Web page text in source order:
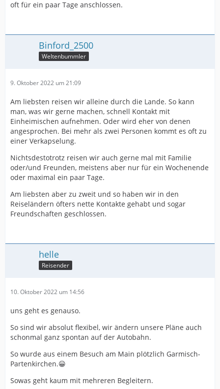
oft für ein paar Tage anschlossen.
Binford_2500
Weltenbummler
9. Oktober 2022 um 21:09
Am liebsten reisen wir alleine durch die Lande. So kann
man, was wir gerne machen, schnell Kontakt mit
Einheimischen aufnehmen. Oder wird eher von denen
angesprochen. Bei mehr als zwei Personen kommt es oft zu
einer Verkapselung.
Nichtsdestotrotz reisen wir auch gerne mal mit Familie
oder/und Freunden, meistens aber nur für ein Wochenende
oder maximal ein paar Tage.
Am liebsten aber zu zweit und so haben wir in den
Reiseländern öfters nette Kontakte gehabt und sogar
Freundschaften geschlossen.
helle
Reisender
10. Oktober 2022 um 14:56
uns geht es genauso.
So sind wir absolut flexibel, wir ändern unsere Pläne auch
schonmal ganz spontan auf der Autobahn.
So wurde aus einem Besuch am Main plötzlich Garmisch-
Partenkirchen.😀
Sowas geht kaum mit mehreren Begleitern.